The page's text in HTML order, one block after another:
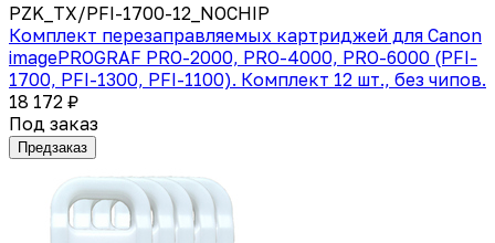
PZK_TX/PFI-1700-12_NOCHIP
Комплект перезаправляемых картриджей для Canon
imagePROGRAF PRO-2000, PRO-4000, PRO-6000 (PFI-
1700, PFI-1300, PFI-1100). Комплект 12 шт., без чипов.
18 172 ₽
Под заказ
Предзаказ